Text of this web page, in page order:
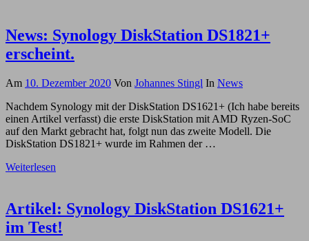
News: Synology DiskStation DS1821+
erscheint.
Am 10. Dezember 2020 Von Johannes Stingl In News
Nachdem Synology mit der DiskStation DS1621+ (Ich habe bereits
einen Artikel verfasst) die erste DiskStation mit AMD Ryzen-SoC
auf den Markt gebracht hat, folgt nun das zweite Modell. Die
DiskStation DS1821+ wurde im Rahmen der …
Weiterlesen
Artikel: Synology DiskStation DS1621+
im Test!